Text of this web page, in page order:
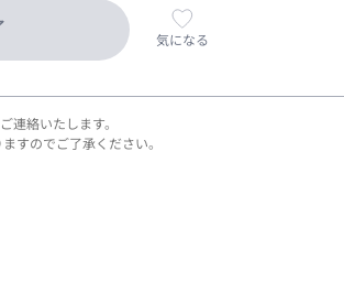
気になる
連絡いたします。
すのでご了承ください。